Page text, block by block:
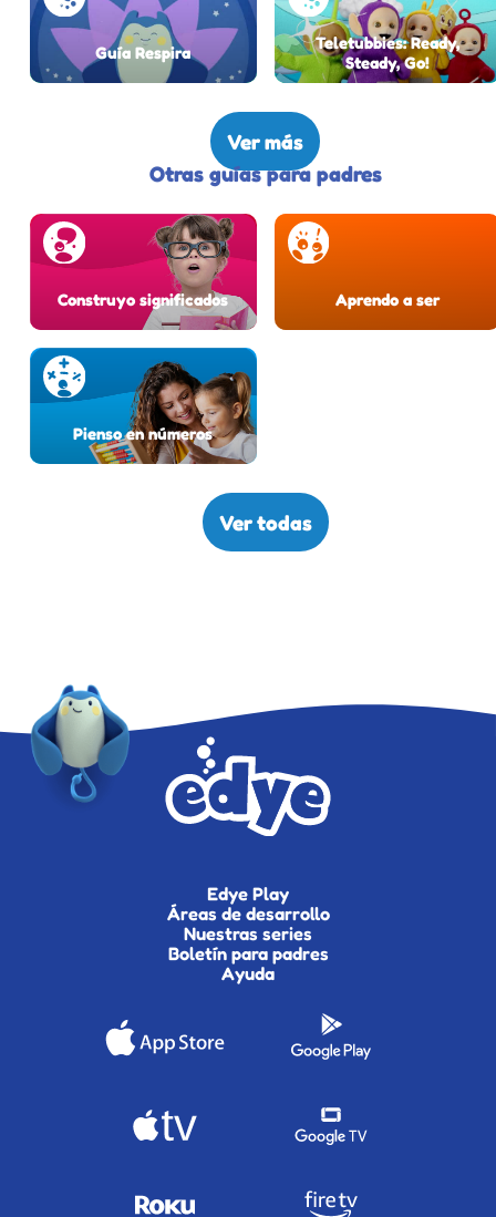
Guía Respira
Teletubbies: Ready,
Steady, Go!
Ver más
Otras guías para padres
Construyo significados Aprendo a ser
Pienso en números
Ver todas
Edye Play
Áreas de desarrollo
Nuestras series
Boletín para padres
Ayuda